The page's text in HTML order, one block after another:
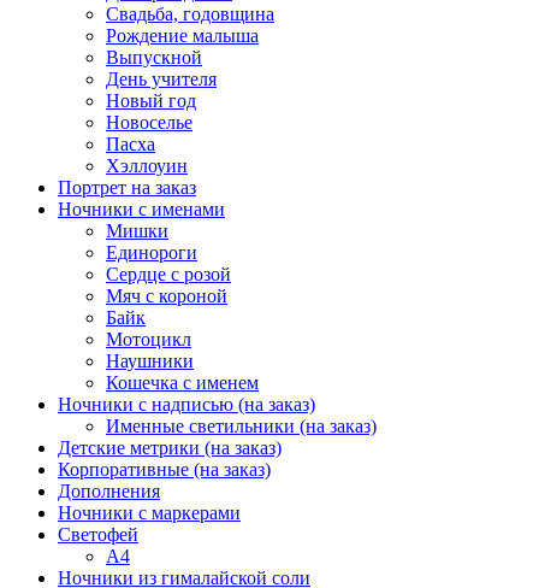
Свадьба, годовщина
Рождение малыша
Выпускной
День учителя
Новый год
Новоселье
Пасха
Хэллоуин
Портрет на заказ
Ночники с именами
Мишки
Единороги
Сердце с розой
Мяч с короной
Байк
Мотоцикл
Наушники
Кошечка с именем
Ночники с надписью (на заказ)
Именные светильники (на заказ)
Детские метрики (на заказ)
Корпоративные (на заказ)
Дополнения
Ночники с маркерами
Светофей
А4
Ночники из гималайской соли